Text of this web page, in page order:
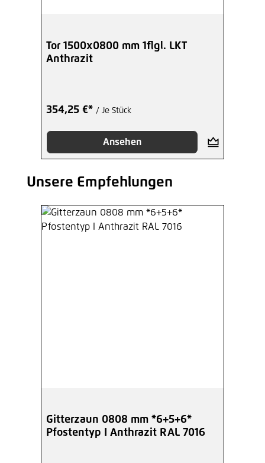
Tor 1500x0800 mm 1flgl. LKT
Anthrazit
354,25 €* / Je Stück
Ansehen
Produktgalerie überspringen
Unsere Empfehlungen
Gitterzaun 0808 mm *6+5+6*
Pfostentyp I Anthrazit RAL 7016